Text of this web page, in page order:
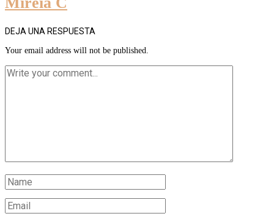
DEJA UNA RESPUESTA
Your email address will not be published.